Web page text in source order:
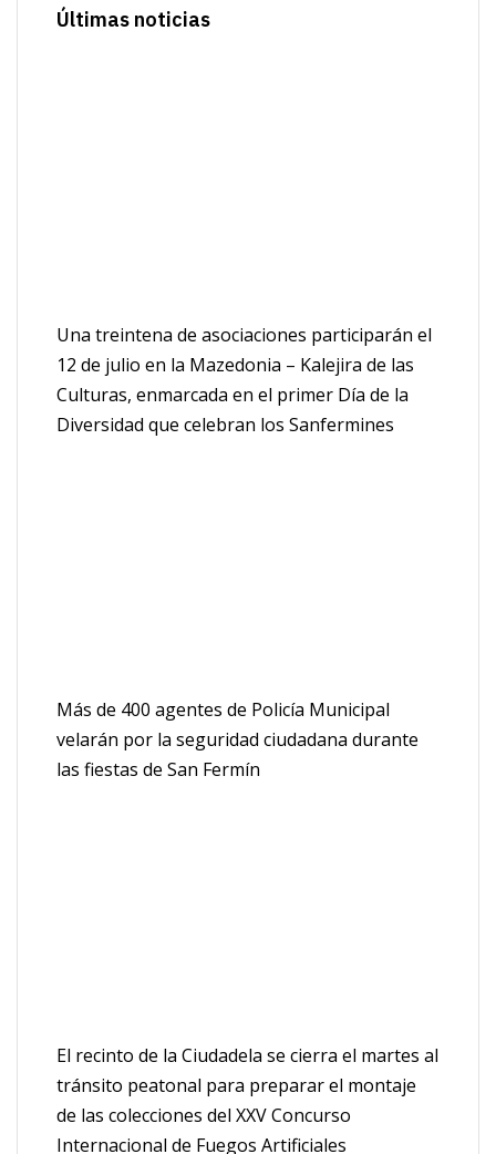
Últimas noticias
Una treintena de asociaciones participarán el
12 de julio en la Mazedonia – Kalejira de las
Culturas, enmarcada en el primer Día de la
Diversidad que celebran los Sanfermines
Más de 400 agentes de Policía Municipal
velarán por la seguridad ciudadana durante
las fiestas de San Fermín
El recinto de la Ciudadela se cierra el martes al
tránsito peatonal para preparar el montaje
de las colecciones del XXV Concurso
Internacional de Fuegos Artificiales